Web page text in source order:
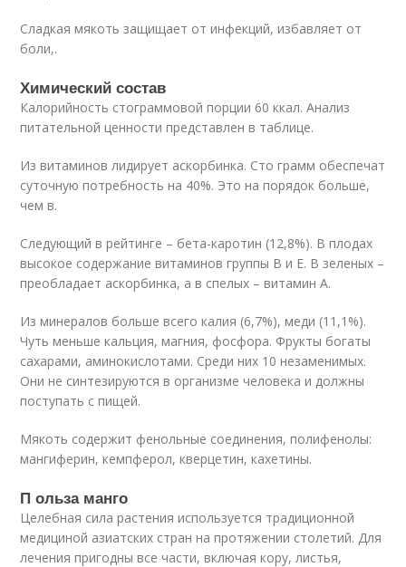
Сладкая мякоть защищает от инфекций, избавляет от
боли,.
Химический состав
Калорийность стограммовой порции 60 ккал. Анализ
питательной ценности представлен в таблице.
Из витаминов лидирует аскорбинка. Сто грамм обеспечат
суточную потребность на 40%. Это на порядок больше,
чем в.
Следующий в рейтинге – бета-каротин (12,8%). В плодах
высокое содержание витаминов группы B и E. В зеленых –
преобладает аскорбинка, а в спелых – витамин A.
Из минералов больше всего калия (6,7%), меди (11,1%).
Чуть меньше кальция, магния, фосфора. Фрукты богаты
сахарами, аминокислотами. Среди них 10 незаменимых.
Они не синтезируются в организме человека и должны
поступать с пищей.
Мякоть содержит фенольные соединения, полифенолы:
мангиферин, кемпферол, кверцетин, кахетины.
П ольза манго
Целебная сила растения используется традиционной
медициной азиатских стран на протяжении столетий. Для
лечения пригодны все части, включая кору, листья,